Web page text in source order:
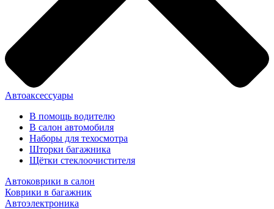
Автоаксессуары
В помощь водителю
В салон автомобиля
Наборы для техосмотра
Шторки багажника
Щётки стеклоочистителя
Автоковрики в салон
Коврики в багажник
Автоэлектроника